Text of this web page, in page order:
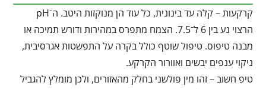
קרקעות – קלה עד בינונית, כל עוד הן מנוקזות היטב. ה־pH
הרצוי נע בין 6 ל־7.5. הצמח מתפרס במהירות ודורש תמיכה או
מבנה טיפוס. טיפול שוטף כולל בקרה על התפשטות אגרסיבית,
ניקוי ענפים יבשים ואוורור הקרקע.
טיפ חשוב – זהו מין פולשני בחלק מהאזורים, ולכן מומלץ להגביל